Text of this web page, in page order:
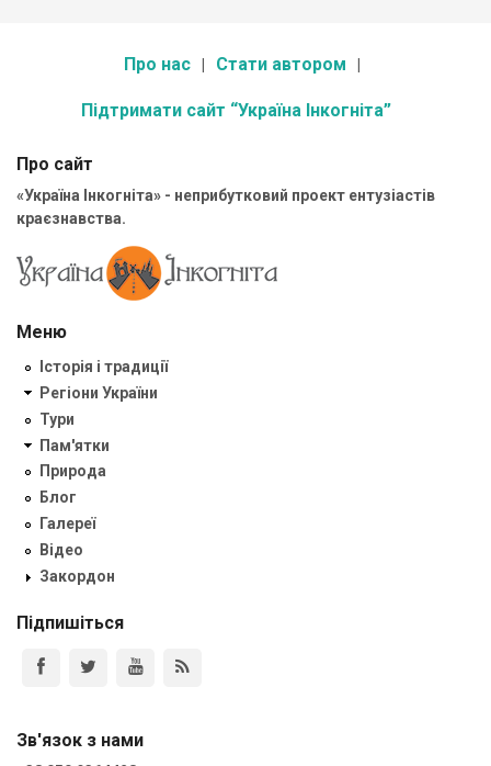
Про нас Стати автором
Підтримати сайт “Україна Інкогніта”
Про сайт
«Україна Інкогніта» - неприбутковий проект ентузіастів
краєзнавства.
Меню
Історія і традиції
Регіони України
Тури
Пам'ятки
Природа
Блог
Галереї
Відео
Закордон
Підпишіться
Зв'язок з нами